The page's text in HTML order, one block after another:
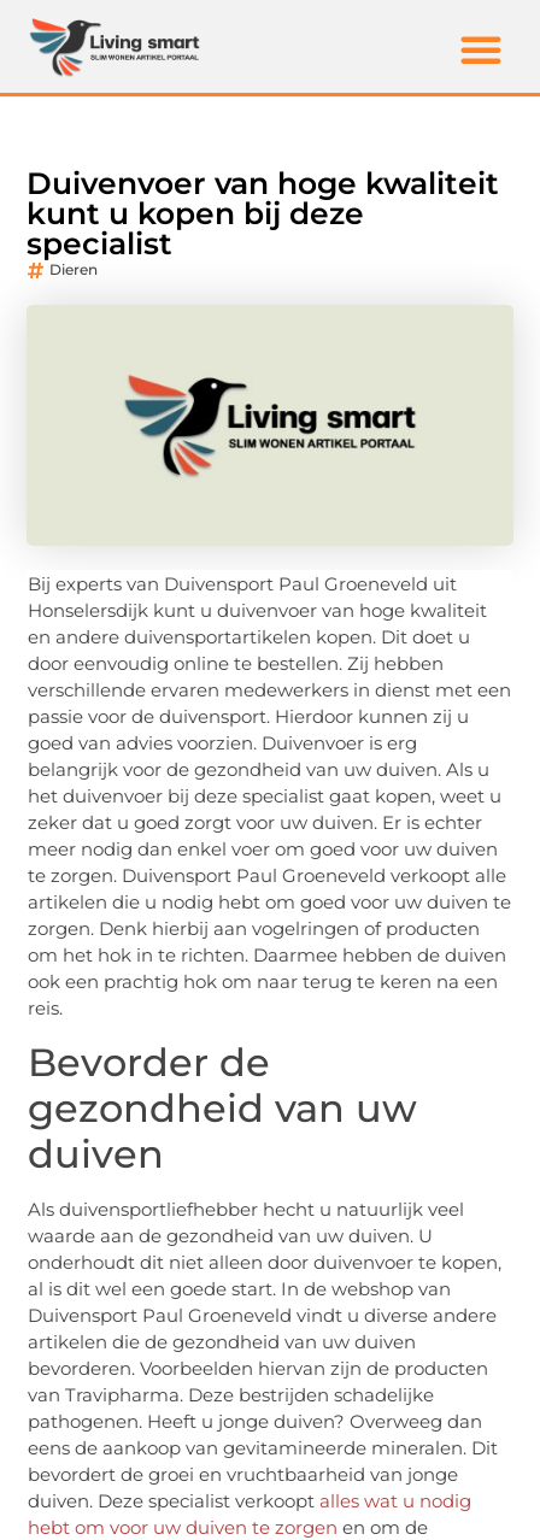
Duivenvoer van hoge kwaliteit
kunt u kopen bij deze
specialist
Dieren
Bij experts van Duivensport Paul Groeneveld uit
Honselersdijk kunt u duivenvoer van hoge kwaliteit
en andere duivensportartikelen kopen. Dit doet u
door eenvoudig online te bestellen. Zij hebben
verschillende ervaren medewerkers in dienst met een
passie voor de duivensport. Hierdoor kunnen zij u
goed van advies voorzien. Duivenvoer is erg
belangrijk voor de gezondheid van uw duiven. Als u
het duivenvoer bij deze specialist gaat kopen, weet u
zeker dat u goed zorgt voor uw duiven. Er is echter
meer nodig dan enkel voer om goed voor uw duiven
te zorgen. Duivensport Paul Groeneveld verkoopt alle
artikelen die u nodig hebt om goed voor uw duiven te
zorgen. Denk hierbij aan vogelringen of producten
om het hok in te richten. Daarmee hebben de duiven
ook een prachtig hok om naar terug te keren na een
reis.
Bevorder de
gezondheid van uw
duiven
Als duivensportliefhebber hecht u natuurlijk veel
waarde aan de gezondheid van uw duiven. U
onderhoudt dit niet alleen door duivenvoer te kopen,
al is dit wel een goede start. In de webshop van
Duivensport Paul Groeneveld vindt u diverse andere
artikelen die de gezondheid van uw duiven
bevorderen. Voorbeelden hiervan zijn de producten
van Travipharma. Deze bestrijden schadelijke
pathogenen. Heeft u jonge duiven? Overweeg dan
eens de aankoop van gevitamineerde mineralen. Dit
bevordert de groei en vruchtbaarheid van jonge
duiven. Deze specialist verkooptalles wat u nodig
hebt om voor uw duiven te zorgen en om de